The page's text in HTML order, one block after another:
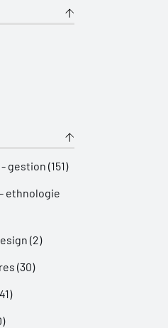
gestion (151)
ethnologie
(2)
(30)